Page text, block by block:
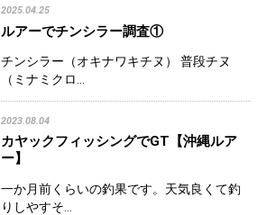
2025.04.25
ルアーでチンシラー調査①
チンシラー（オキナワキチヌ） 普段チヌ
（ミナミクロ…
2023.08.04
カヤックフィッシングでGT【沖縄ルア
ー】
一か月前くらいの釣果です。天気良くて釣
りしやすそ…